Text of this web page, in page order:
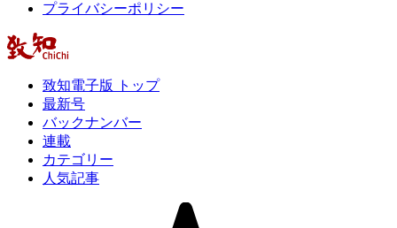
プライバシーポリシー
致知電子版 トップ
最新号
バックナンバー
連載
カテゴリー
人気記事